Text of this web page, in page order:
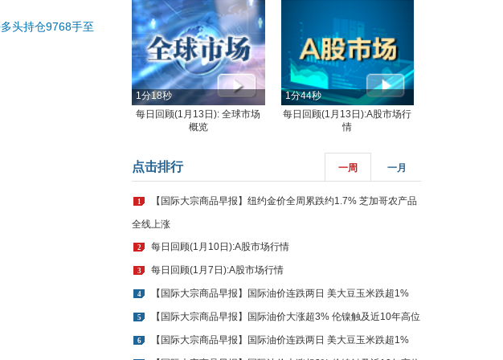
头持仓9768手至
1分18秒
每日回顾(1月13日): 全球市场
概览
1分44秒
每日回顾(1月13日):A股市场行
情
点击排行 一周 一月
1 【国际大宗商品早报】纽约金价全周累跌约1.7% 芝加哥农产品
全线上涨
2 每日回顾(1月10日):A股市场行情
3 每日回顾(1月7日):A股市场行情
4 【国际大宗商品早报】国际油价连跌两日 美大豆玉米跌超1%
5 【国际大宗商品早报】国际油价大涨超3% 伦镍触及近10年高位
6 【国际大宗商品早报】国际油价连跌两日 美大豆玉米跌超1%